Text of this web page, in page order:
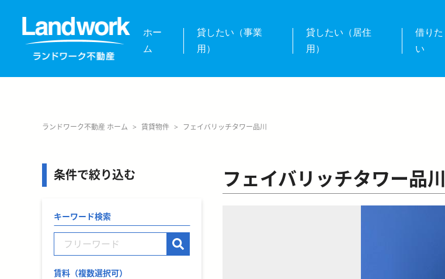
ホー
ム
貸したい（事業
用）
貸したい（居住
用）
借りた
い
ランドワーク不動産 ホーム > 賃貸物件 > フェイバリッチタワー品川
フェイバリッチタワー品川
条件で絞り込む
キーワード検索
賃料（複数選択可）